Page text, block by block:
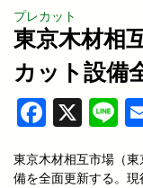
プレカット
東京木材相
カット設備
X
東京木材相互市場（
備を全面更新する。